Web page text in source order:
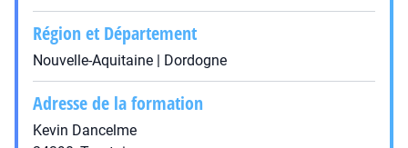
Région et Département
Nouvelle-Aquitaine | Dordogne
Adresse de la formation
Kevin Dancelme